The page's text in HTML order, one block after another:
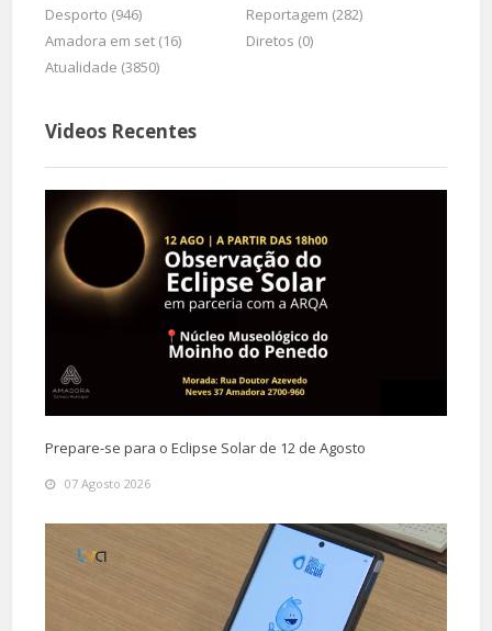
Desporto (946)
Reportagem (282)
Amadora em set (16)
Diretos (0)
Atualidade (3850)
Videos Recentes
Prepare-se para o Eclipse Solar de 12 de Agosto
07 Agosto 2026